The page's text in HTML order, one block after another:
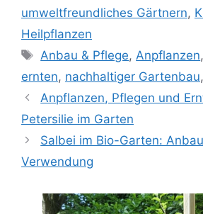
umweltfreundliches Gärtnern,
Heilpflanzen
Schlagwörter
Anbau & Pflege,Anpflanzen,
ernten, nachhaltiger Gartenbau,
Anpflanzen, Pflegen und
Petersilie im Garten
Salbei im Bio-Garten:
Verwendung